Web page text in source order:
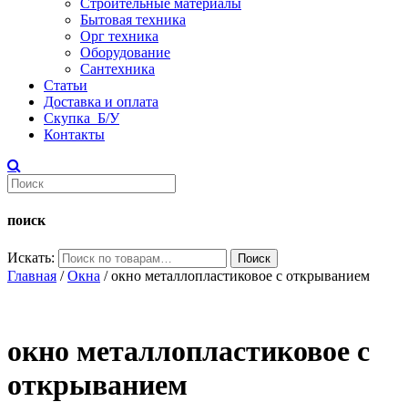
Строительные материалы
Бытовая техника
Орг техника
Оборудование
Сантехника
Статьи
Доставка и оплата
Скупка Б/У
Контакты
поиск
Искать: Поиск
Главная /Окна / окно металлопластиковое с открыванием
окно металлопластиковое с
открыванием